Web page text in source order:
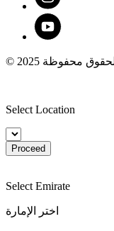
Select Location
Proceed
Select Emirate
اختر الإمارة